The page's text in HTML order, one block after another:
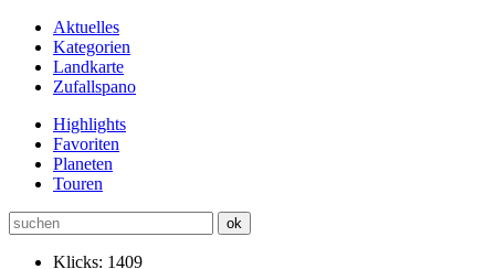
Aktuelles
Kategorien
Landkarte
Zufallspano
Highlights
Favoriten
Planeten
Touren
Klicks: 1409